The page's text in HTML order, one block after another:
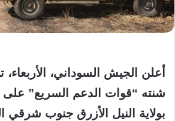
أعلن الجيش السوداني،
شنته “قوات الدعم السريع”
بولاية النيل الأزرق جنوب شرقي